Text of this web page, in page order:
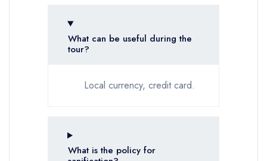
Local currency, credit card.
What can be useful during the
tour?
What is the policy for